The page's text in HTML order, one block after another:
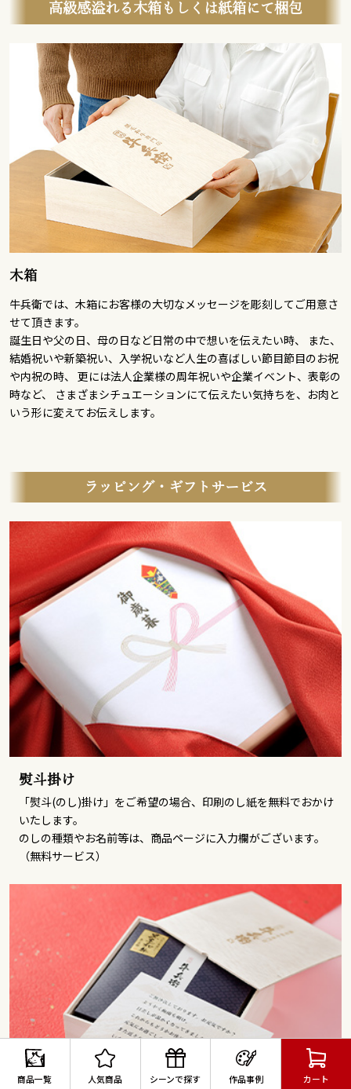
商品一覧 人気商品 シーンで探す 作品事例 カート
高級感溢れる木箱もしくは紙箱にて梱包
木箱
牛兵衛では、木箱にお客様の大切なメッセージを彫刻してご用意さ
せて頂きます。
誕生日や父の日、母の日など日常の中で想いを伝えたい時、 また、
結婚祝いや新築祝い、入学祝いなど人生の喜ばしい節目節目のお祝
や内祝の時、 更には法人企業様の周年祝いや企業イベント、表彰の
時など、 さまざまシチュエーションにて伝えたい気持ちを、お肉と
いう形に変えてお伝えします。
ラッピング・ギフトサービス
熨斗掛け
「熨斗(のし)掛け」をご希望の場合、印刷のし紙を無料でおかけ
いたします。
のしの種類やお名前等は、商品ページに入力欄がございます。
（無料サービス）